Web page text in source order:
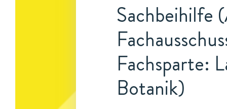
Sachbeihilfe
Fachsparte:
Botanik)